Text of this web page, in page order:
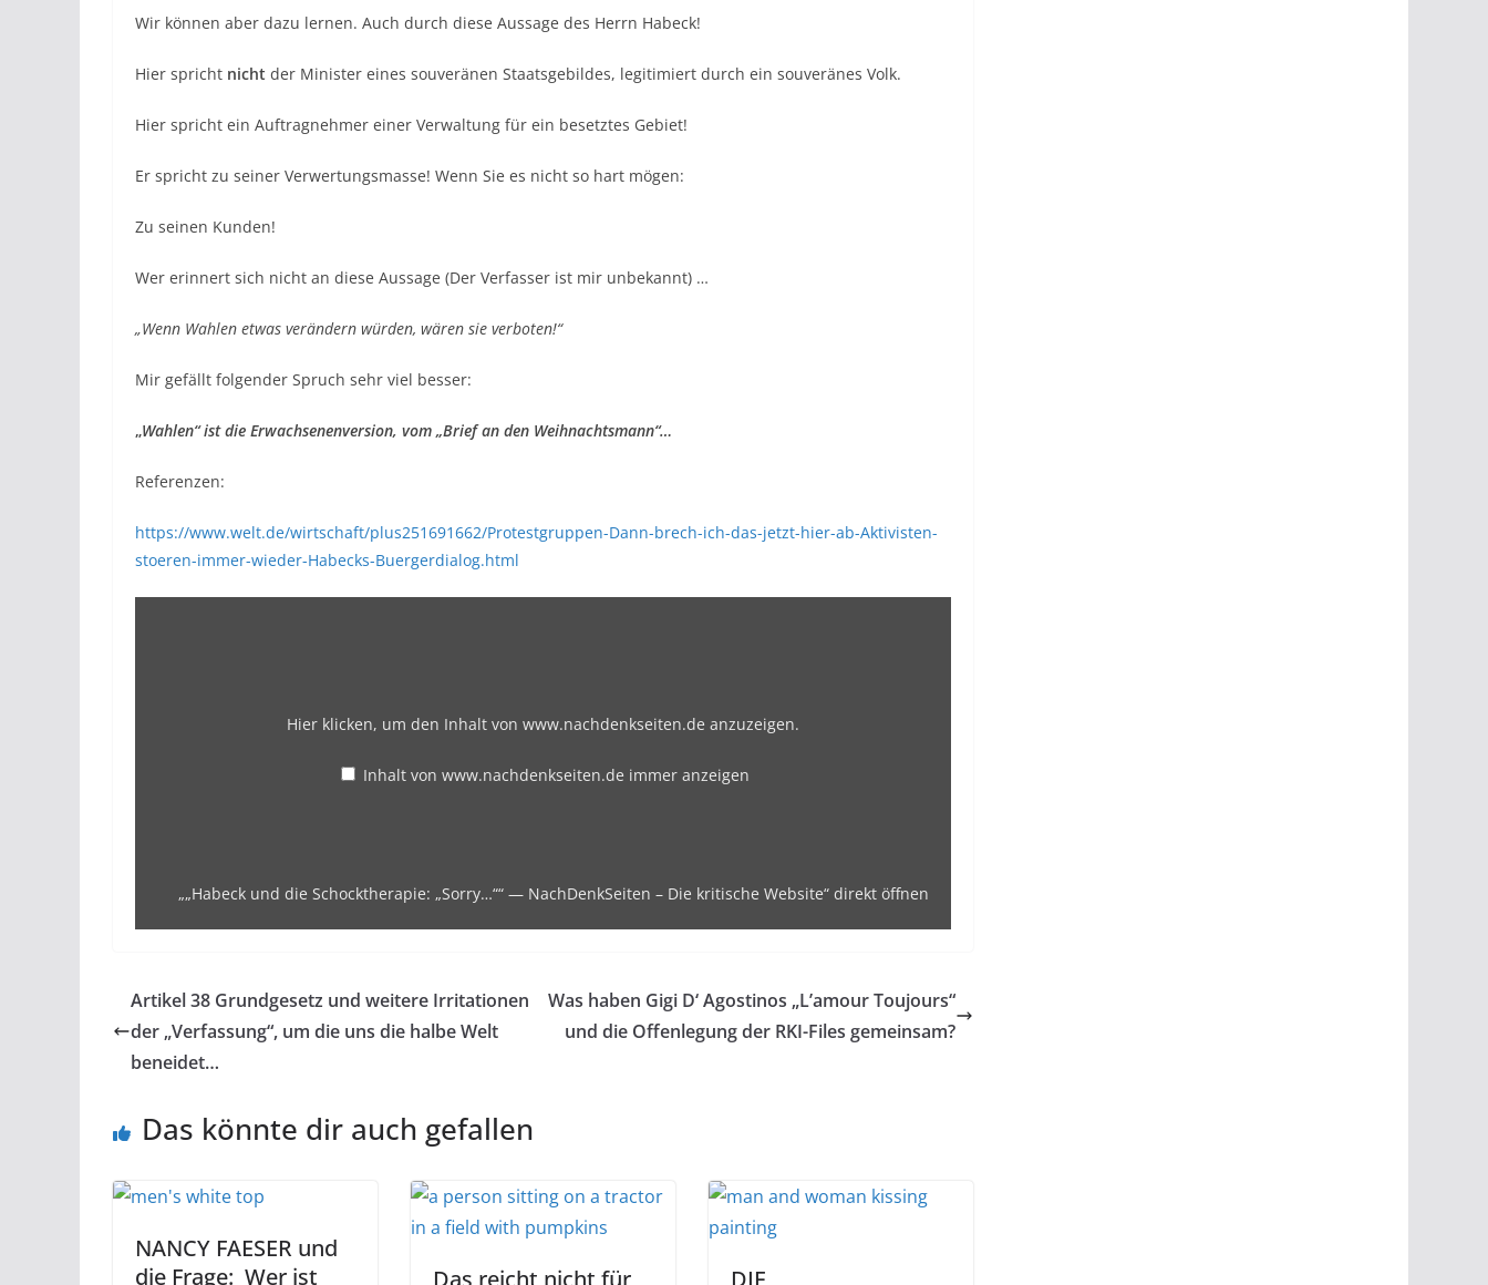
Wir können aber dazu lernen. Auch durch diese Aussage des Herrn Habeck!
Hier spricht nicht der Minister eines souveränen Staatsgebildes, legitimiert durch ein souveränes Volk.
Hier spricht ein Auftragnehmer einer Verwaltung für ein besetztes Gebiet!
Er spricht zu seiner Verwertungsmasse! Wenn Sie es nicht so hart mögen:
Zu seinen Kunden!
Wer erinnert sich nicht an diese Aussage (Der Verfasser ist mir unbekannt) …
„Wenn Wahlen etwas verändern würden, wären sie verboten!“
Mir gefällt folgender Spruch sehr viel besser:
„Wahlen“ ist die Erwachsenenversion, vom „Brief an den Weihnachtsmann“…
Referenzen:
https://www.welt.de/wirtschaft/plus251691662/Protestgruppen-Dann-brech-ich-das-jetzt-hier-ab-Aktivisten-
stoeren-immer-wieder-Habecks-Buergerdialog.html
„Sorry…““
—
kritische
anzeigen
Hier klicken, um den Inhalt von www.nachdenkseiten.de anzuzeigen.
Inhalt von www.nachdenkseiten.de immer anzeigen
„„Habeck und die Schocktherapie: „Sorry…““ — NachDenkSeiten – Die kritische Website“ direkt öffnen
Artikel 38 Grundgesetz und weitere Irritationen
der „Verfassung“, um die uns die halbe Welt
beneidet…
Was haben Gigi D‘ Agostinos „L’amour Toujours“
und die Offenlegung der RKI-Files gemeinsam?
Das könnte dir auch gefallen
NANCY FAESER und
die Frage: Wer ist